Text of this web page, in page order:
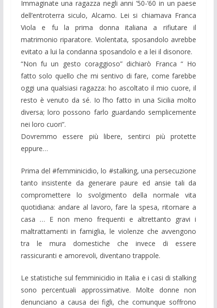
Immaginate una ragazza negli anni ’50-’60 in un paese
dell’entroterra siculo, Alcamo. Lei si chiamava Franca
Viola e fu la prima donna italiana a rifiutare il
matrimonio riparatore. Violentata, sposandolo avrebbe
evitato a lui la condanna sposandolo e a lei il disonore.
“Non fu un gesto coraggioso” dichiarò Franca “ Ho
fatto solo quello che mi sentivo di fare, come farebbe
oggi una qualsiasi ragazza: ho ascoltato il mio cuore, il
resto è venuto da sé. Io l’ho fatto in una Sicilia molto
diversa; loro possono farlo guardando semplicemente
nei loro cuori”.
Dovremmo essere più libere, sentirci più protette
eppure…
Prima del #femminicidio, lo #stalking, una persecuzione
tanto insistente da generare paure ed ansie tali da
compromettere lo svolgimento della normale vita
quotidiana: andare al lavoro, fare la spesa, ritornare a
casa … E non meno frequenti e altrettanto gravi i
maltrattamenti in famiglia, le violenze che avvengono
tra le mura domestiche che invece di essere
rassicuranti e amorevoli, diventano trappole.
Le statistiche sul femminicidio in Italia e i casi di stalking
sono percentuali approssimative. Molte donne non
denunciano a causa dei figli, che comunque soffrono